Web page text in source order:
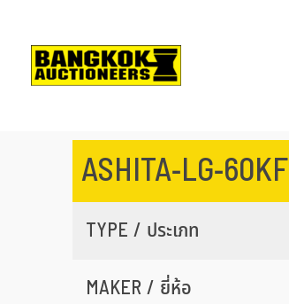
ASHITA-LG-60KF
TYPE / ประเภท
MAKER / ยี่ห้อ